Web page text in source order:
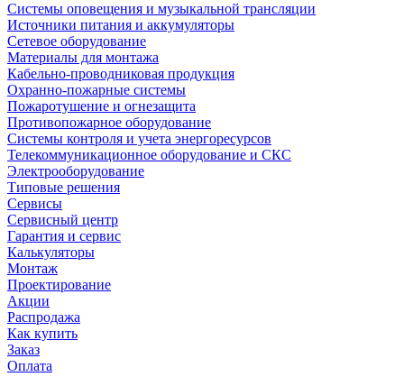
Системы оповещения и музыкальной трансляции
Источники питания и аккумуляторы
Сетевое оборудование
Материалы для монтажа
Кабельно-проводниковая продукция
Охранно-пожарные системы
Пожаротушение и огнезащита
Противопожарное оборудование
Системы контроля и учета энергоресурсов
Телекоммуникационное оборудование и СКС
Электрооборудование
Типовые решения
Сервисы
Сервисный центр
Гарантия и сервис
Калькуляторы
Монтаж
Проектирование
Акции
Распродажа
Как купить
Заказ
Оплата